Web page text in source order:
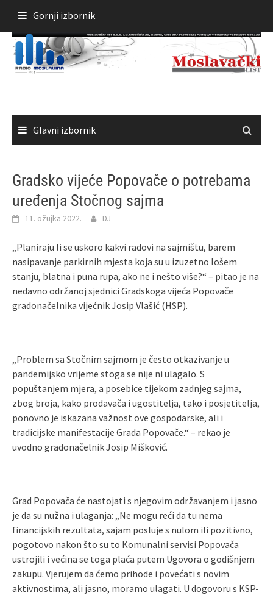
sadržaja
Gornji izbornik
Glavni izbornik
Gradsko vijeće Popovače o potrebama
uređenja Stočnog sajma
11. ožujka 2022. DJ
„Planiraju li se uskoro kakvi radovi na sajmištu, barem
nasipavanje parkirnih mjesta koja su u izuzetno lošem
stanju, blatna i puna rupa, ako ne i nešto više?“ – pitao je na
nedavno održanoj sjednici Gradskoga vijeća Popovače
gradonačelnika vijećnik Josip Vlašić (HSP).
„Problem sa Stočnim sajmom je često otkazivanje u
pandemijsko vrijeme stoga se nije ni ulagalo. S
popuštanjem mjera, a posebice tijekom zadnjeg sajma,
zbog broja, kako prodavača i ugostitelja, tako i posjetitelja,
ponovno je iskazana važnost ove gospodarske, ali i
tradicijske manifestacije Grada Popovače.“ – rekao je
uvodno gradonačelnik Josip Mišković.
Grad Popovača će nastojati s njegovim održavanjem i jasno
je da su nužna i ulaganja: „Ne mogu reći da tu nema
financijskih rezultata, sajam posluje s nulom ili pozitivno,
pogotovo nakon što su to Komunalni servisi Popovača
ustrojili i većina se toga plaća putem Ugovora o godišnjem
zakupu. Vjerujem da ćemo prihode i povećati s novim
aktivnostima, ali jasno, moramo ulagati. U dogovoru s KSP-